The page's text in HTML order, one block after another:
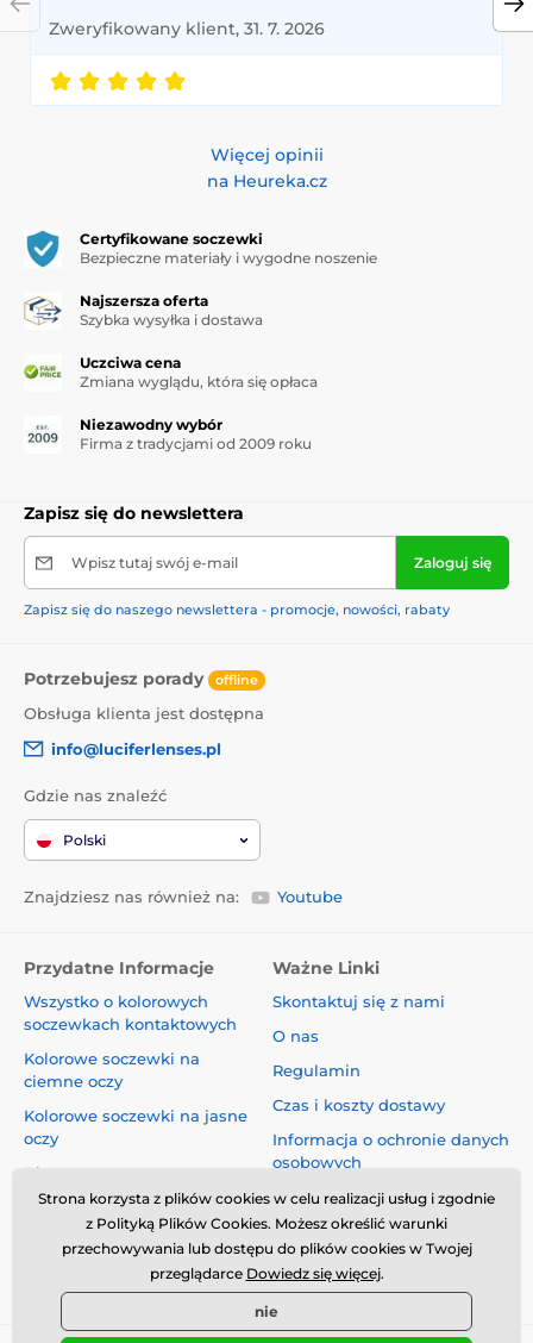
Zweryfikowany klient, 31. 7. 2026
Więcej opinii
na Heureka.cz
Certyfikowane soczewki
Bezpieczne materiały i wygodne noszenie
Najszersza oferta
Szybka wysyłka i dostawa
Uczciwa cena
Zmiana wyglądu, która się opłaca
Niezawodny wybór
Firma z tradycjami od 2009 roku
Zapisz się do newslettera
Wpisz tutaj swój e-mail Zaloguj się
Zapisz się do naszego newslettera - promocje, nowości, rabaty
Potrzebujesz porady offline
Obsługa klienta jest dostępna
info@luciferlenses.pl
Gdzie nas znaleźć
Polski
Znajdziesz nas również na: Youtube
Przydatne Informacje
Wszystko o kolorowych
soczewkach kontaktowych
Kolorowe soczewki na
ciemne oczy
Kolorowe soczewki na jasne
oczy
Blog
Ważne Linki
Skontaktuj się z nami
O nas
Regulamin
Czas i koszty dostawy
Informacja o ochronie danych
osobowych
Reklamacje i Odstąpienie od
Umowy
Bezpieczeństwo i jakość bez
kompromisów
Strona korzysta z plików cookies w celu realizacji usług i zgodnie
z Polityką Plików Cookies. Możesz określić warunki
przechowywania lub dostępu do plików cookies w Twojej
przeglądarce Dowiedz się więcej.
nie